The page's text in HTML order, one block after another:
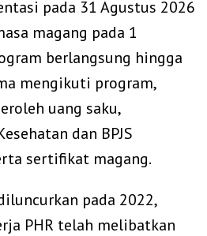
pada 31 Agustus 2026
magang pada 1
berlangsung hingga
mengikuti program,
uang saku,
dan BPJS
sertifikat magang.
pada 2022,
PHR telah melibatkan